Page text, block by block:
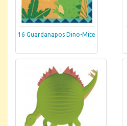
16 Guardanapos Dino-Mite